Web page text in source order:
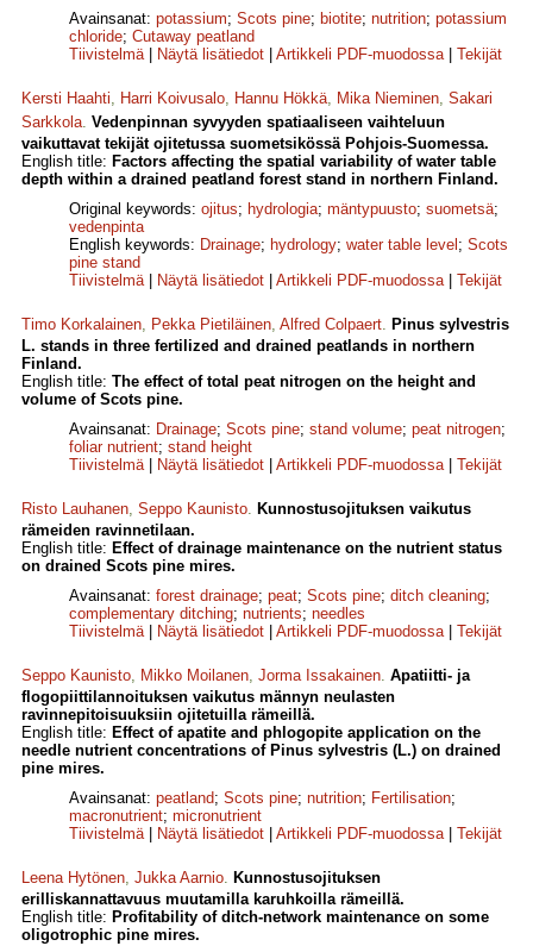
Avainsanat: potassium; Scots pine; biotite; nutrition; potassium
chloride; Cutaway peatland
Tiivistelmä| Näytä lisätiedot Artikkeli PDF-muodossa| Tekijät
Kersti Haahti, Harri Koivusalo, Hannu Hökkä, Mika Nieminen, Sakari
Sarkkola. Vedenpinnan syvyyden spatiaaliseen vaihteluun
vaikuttavat tekijät ojitetussa suometsikössä Pohjois-Suomessa.
English title: Factors affecting the spatial variability of water table
depth within a drained peatland forest stand in northern Finland.
Original keywords: ojitus; hydrologia; mäntypuusto; suometsä;
vedenpinta
English keywords: Drainage; hydrology; water table level ; Scots
pine stand
Tiivistelmä| Näytä lisätiedot Artikkeli PDF-muodossa| Tekijät
Timo Korkalainen, Pekka Pietiläinen, Alfred Colpaert. Pinus sylvestris
L. stands in three fertilized and drained peatlands in northern
Finland.
English title: The effect of total peat nitrogen on the height and
volume of Scots pine.
Avainsanat: Drainage; Scots pine; stand volume; peat nitrogen;
foliar nutrient; stand height
Tiivistelmä| Näytä lisätiedot Artikkeli PDF-muodossa| Tekijät
Risto Lauhanen, Seppo Kaunisto. Kunnostusojituksen vaikutus
rämeiden ravinnetilaan.
English title: Effect of drainage maintenance on the nutrient status
on drained Scots pine mires.
Avainsanat: forest drainage; peat; Scots pine; ditch cleaning;
complementary ditching; nutrients; needles
Tiivistelmä| Näytä lisätiedot Artikkeli PDF-muodossa| Tekijät
Seppo Kaunisto, Mikko Moilanen, Jorma Issakainen. Apatiitti- ja
flogopiittilannoituksen vaikutus männyn neulasten
ravinnepitoisuuksiin ojitetuilla rämeillä.
English title: Effect of apatite and phlogopite application on the
needle nutrient concentrations of Pinus sylvestris (L.) on drained
pine mires.
Avainsanat: peatland; Scots pine; nutrition; Fertilisation;
macronutrient; micronutrient
Tiivistelmä| Näytä lisätiedot Artikkeli PDF-muodossa| Tekijät
Leena Hytönen, Jukka Aarnio. Kunnostusojituksen
erilliskannattavuus muutamilla karuhkoilla rämeillä.
English title: Profitability of ditch-network maintenance on some
oligotrophic pine mires.